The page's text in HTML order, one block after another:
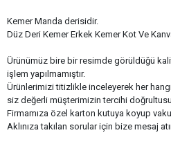
Kemer Manda derisidir.
Düz Deri Kemer Erkek Kemer Kot Ve
Ürünümüz bire bir resimde görüldüğü
işlem yapılmamıştır.
Ürünlerimizi titizlikle inceleyerek her
siz değerli müşterimizin tercihi
Firmamıza özel karton kutuya koyup
Aklınıza takılan sorular için bize mesaj